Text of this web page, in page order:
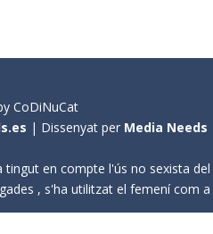
CoDiNuCat
| Dissenyat per Media Needs
tingut en compte l'ús no sexista
, s'ha utilitzat el femení com